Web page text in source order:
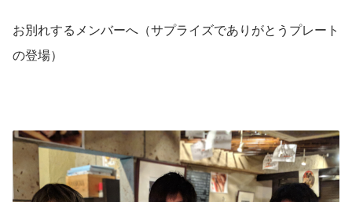
お別れするメンバーへ（サプライズでありがとうプレート
の登場）